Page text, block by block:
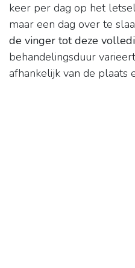
keer per dag op het
maar een dag over te
de vinger tot deze
behandelingsduur
afhankelijk van de plaats